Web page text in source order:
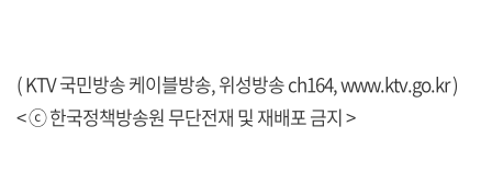
( KTV 국민방송 케이블방송, 위성방송 ch164,www.ktv.go.kr)
< ⓒ 한국정책방송원 무단전재 및 재배포 금지 >